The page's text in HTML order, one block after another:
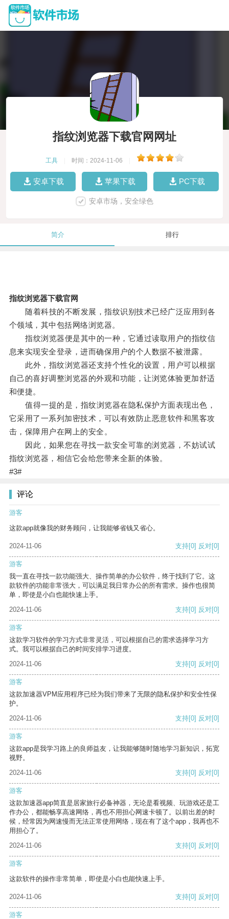
指纹浏览器下载官网网址
工具 时间：2024-11-06
安卓下载 苹果下载 PC下载
安卓市场，安全绿色
简介 排行
指纹浏览器下载官网
随着科技的不断发展，指纹识别技术已经广泛应用到各
个领域，其中包括网络浏览器。
指纹浏览器便是其中的一种，它通过读取用户的指纹信
息来实现安全登录，进而确保用户的个人数据不被泄露。
此外，指纹浏览器还支持个性化的设置，用户可以根据
自己的喜好调整浏览器的外观和功能，让浏览体验更加舒适
和便捷。
值得一提的是，指纹浏览器在隐私保护方面表现出色，
它采用了一系列加密技术，可以有效防止恶意软件和黑客攻
击，保障用户在网上的安全。
因此，如果您在寻找一款安全可靠的浏览器，不妨试试
指纹浏览器，相信它会给您带来全新的体验。
#3#
评论
游客
这款app就像我的财务顾问，让我能够省钱又省心。
2024-11-06 支持[0] 反对[0]
游客
我一直在寻找一款功能强大、操作简单的办公软件，终于找到了它。这
款软件的功能非常强大，可以满足我日常办公的所有需求。操作也很简
单，即使是小白也能快速上手。
2024-11-06
支持[0] 反对[0]
游客
这款学习软件的学习方式非常灵活，可以根据自己的需求选择学习方
式。我可以根据自己的时间安排学习进度。
2024-11-06
支持[0] 反对[0]
游客
这款加速器VPM应用程序已经为我们带来了无限的隐私保护和安全性保
护。
2024-11-06
支持[0] 反对[0]
游客
这款app是我学习路上的良师益友，让我能够随时随地学习新知识，拓宽
视野。
2024-11-06
支持[0] 反对[0]
游客
这款加速器app简直是居家旅行必备神器，无论是看视频、玩游戏还是工
作办公，都能畅享高速网络，再也不用担心网速卡顿了。以前出差的时
候，经常因为网速慢而无法正常使用网络，现在有了这个app，我再也不
用担心了。
2024-11-06
支持[0] 反对[0]
游客
这款软件的操作非常简单，即使是小白也能快速上手。
2024-11-06 支持[0] 反对[0]
游客